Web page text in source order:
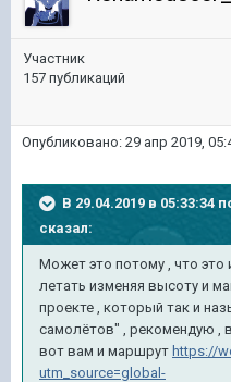
Участник
157 публикаций
Опубликовано: 29 апр 2019,
В 29.04.2019 в 05:33:34
сказал:
Может это потому , что это
летать изменяя высоту и
проекте , который так и
самолётов" , рекомендую ,
вот вам и маршрут https://
utm_source=global-